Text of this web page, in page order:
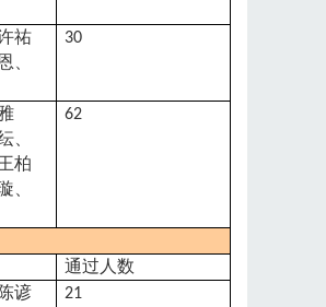
祐
、
30
、
柏
、
62
通过人数
谚
21